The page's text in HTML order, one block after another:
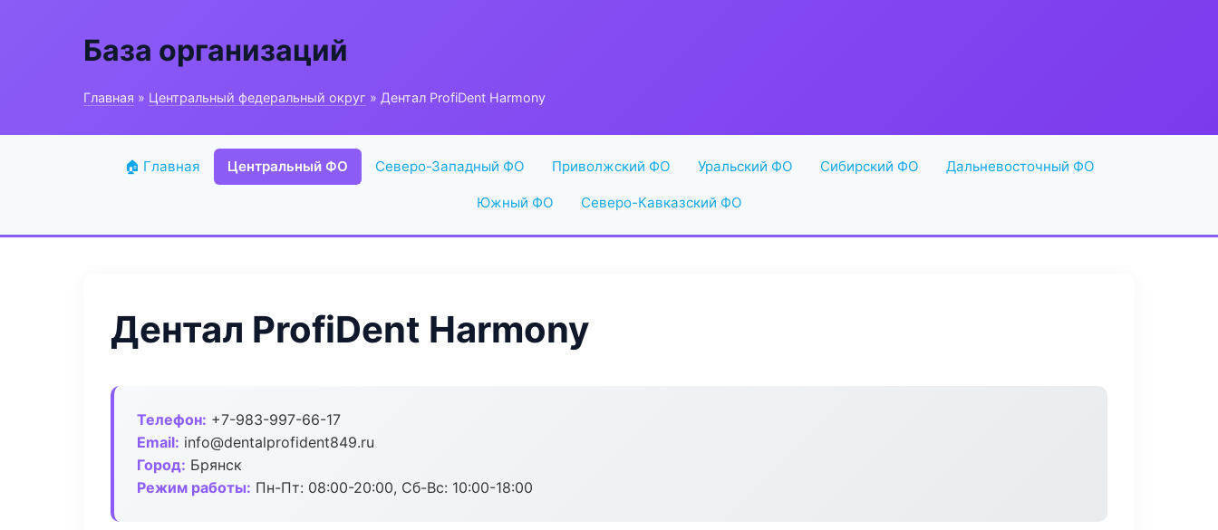
База организаций
Главная » Центральный федеральный округ » Дентал ProfiDent Harmony
🏠 Главная Центральный ФО Северо-Западный ФО Приволжский ФО Уральский ФО Сибирский ФО Дальневосточный ФО
Южный ФО Северо-Кавказский ФО
Дентал ProfiDent Harmony
Телефон: +7-983-997-66-17
Email: info@dentalprofident849.ru
Город: Брянск
Режим работы: Пн-Пт: 08:00-20:00, Сб-Вс: 10:00-18:00